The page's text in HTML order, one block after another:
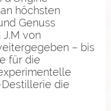
höchsten
Genuss
von
– bis
für die
die